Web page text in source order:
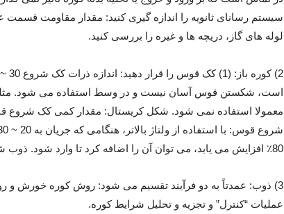
لوله های گاز، دریچه ها و غیره را بررسی کنید.
است، شکستن قوس آسان نیست و در وسط استفاده می شود.
80٪ افزایش می یابد، می توان آن را اضافه کرد تا وارد شود. ذوب شدن
عملیات “کنترل” و تجزیه و تحلیل شرایط کوره.